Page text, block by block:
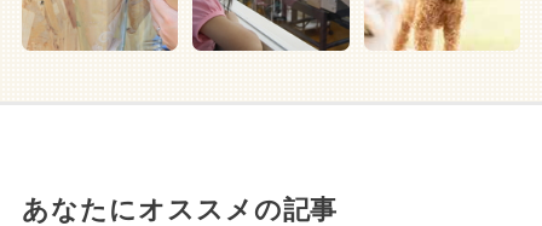
あなたにオススメの記事